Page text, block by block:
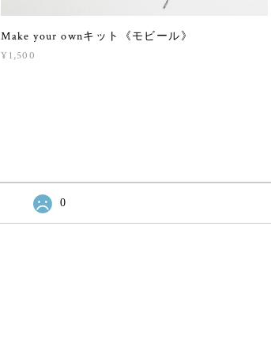
Make your ownキット《モビール》
¥1,500
0